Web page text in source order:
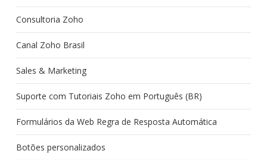
Consultoria Zoho
Canal Zoho Brasil
Sales & Marketing
Suporte com Tutoriais Zoho em Português (BR)
Formulários da Web Regra de Resposta Automática
Botões personalizados